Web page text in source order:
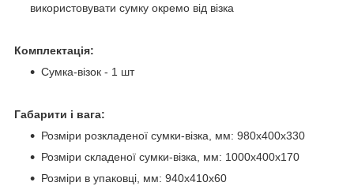
використовувати сумку окремо від візка
Комплектація:
Сумка-візок - 1 шт
Габарити і вага:
Розміри розкладеної сумки-візка, мм: 980х400х330
Розміри складеної сумки-візка, мм: 1000х400х170
Розміри в упаковці, мм: 940х410х60